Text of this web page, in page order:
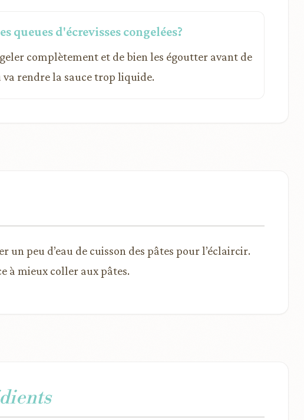
queues d'écrevisses congelées?
complètement et de bien les égoutter avant de
va rendre la sauce trop liquide.
un peu d’eau de cuisson des pâtes pour l’éclaircir.
à mieux coller aux pâtes.